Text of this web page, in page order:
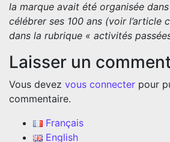
la marque avait été organisée
célébrer ses 100 ans (voir l’article
dans la rubrique « activités
Laisser un
Vous devez vous connecter pour
commentaire.
Français
English